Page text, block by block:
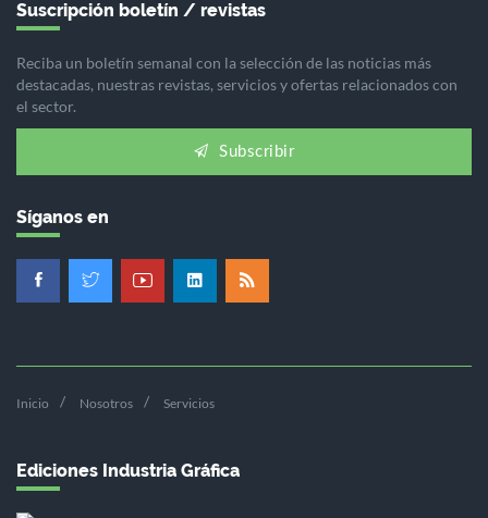
Suscripción boletín / revistas
Reciba un boletín semanal con la selección de las noticias más
destacadas, nuestras revistas, servicios y ofertas relacionados con
el sector.
Subscribir
Síganos en
Inicio Nosotros Servicios
Ediciones Industria Gráfica